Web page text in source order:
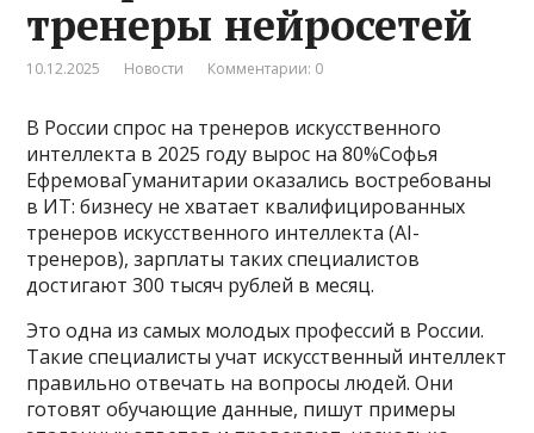
тренеры нейросетей
10.12.2025 Новости Комментарии: 0
В России спрос на тренеров искусственного
интеллекта в 2025 году вырос на 80%Софья
ЕфремоваГуманитарии оказались востребованы
в ИТ: бизнесу не хватает квалифицированных
тренеров искусственного интеллекта (AI-
тренеров), зарплаты таких специалистов
достигают 300 тысяч рублей в месяц.
Это одна из самых молодых профессий в России.
Такие специалисты учат искусственный интеллект
правильно отвечать на вопросы людей. Они
готовят обучающие данные, пишут примеры